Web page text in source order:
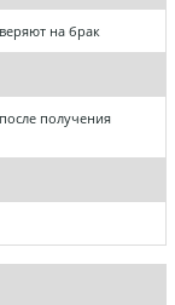
на брак
после получения